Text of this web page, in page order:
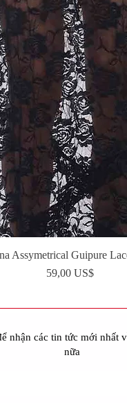
Xem nhanh
Assymetrical Guipure
Giá
59,00 US$
nhận các tin tức mới nhất
nữa